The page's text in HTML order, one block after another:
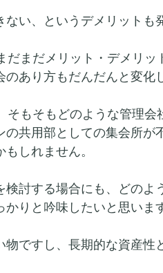
い、というデメリットも
だまだメリット・デメリ
あり方もだんだんと変化
そもそもどのような管理
の共用部としての集会所
しれません。
検討する場合にも、どのよ
りと吟味したいと思いま
ですし、長期的な資産性